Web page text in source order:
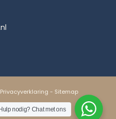
Privacyverklaring - Sitemap
Hulp nodig? Chat met ons